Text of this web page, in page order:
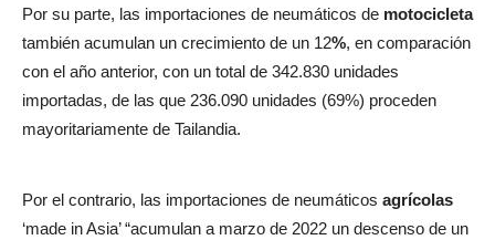
Por su parte, las importaciones de neumáticos de motocicleta
también acumulan un crecimiento de un 12%, en comparación
con el año anterior, con un total de 342.830 unidades
importadas, de las que 236.090 unidades (69%) proceden
mayoritariamente de Tailandia.
Por el contrario, las importaciones de neumáticos agrícolas
‘made in Asia’ “acumulan a marzo de 2022 un descenso de un